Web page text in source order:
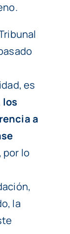
es
a
por lo
la